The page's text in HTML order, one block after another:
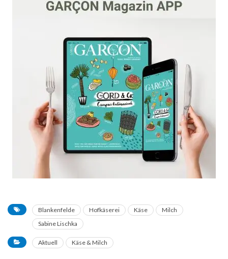
Blankenfelde Hofkäserei Käse
Milch
Sabine Lischka
Aktuell Käse & Milch